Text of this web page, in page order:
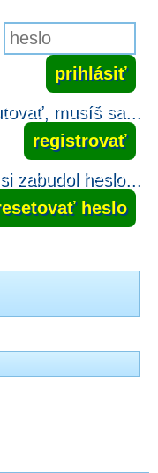
musíš sa...
registrovať
zabudol heslo...
heslo